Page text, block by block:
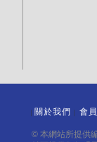
關於我們 會
© 本網站所提供